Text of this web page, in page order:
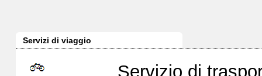
Servizi di viaggio
Servizio di